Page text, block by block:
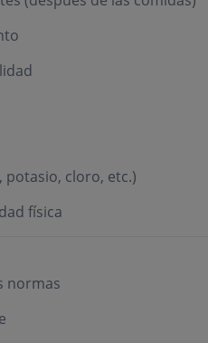
cloro, etc.)
física
normas